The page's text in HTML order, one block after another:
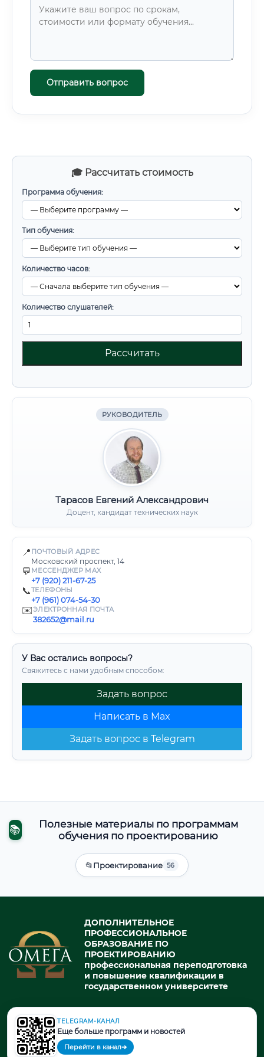
🎓 Рассчитать стоимость
Программа обучения:
Тип обучения:
Количество часов:
Количество слушателей:
Рассчитать
РУКОВОДИТЕЛЬ
Тарасов Евгений Александрович
Доцент, кандидат технических наук
📍 ПОЧТОВЫЙ АДРЕС
Московский проспект, 14
💬 МЕССЕНДЖЕР MAX
+7 (920) 211-67-25
📞ТЕЛЕФОНЫ
+7 (961) 074-54-30
✉️ЭЛЕКТРОННАЯ ПОЧТА
382652@mail.ru
У Вас остались вопросы?
Свяжитесь с нами удобным способом:
Задать вопрос
Написать в Max
Задать вопрос в Telegram
Отправить вопрос
📚
Полезные материалы по программам
обучения по проектированию
📂Проектирование 56
ДОПОЛНИТЕЛЬНОЕ
ПРОФЕССИОНАЛЬНОЕ
ОБРАЗОВАНИЕ ПО
ПРОЕКТИРОВАНИЮ
профессиональная переподготовка
и повышение квалификации в
государственном университете
© 2026. При использовании материалов портала активная ссылка
на источник обязательна.
TELEGRAM-КАНАЛ
Еще больше программ и новостей
Перейти в канал➔